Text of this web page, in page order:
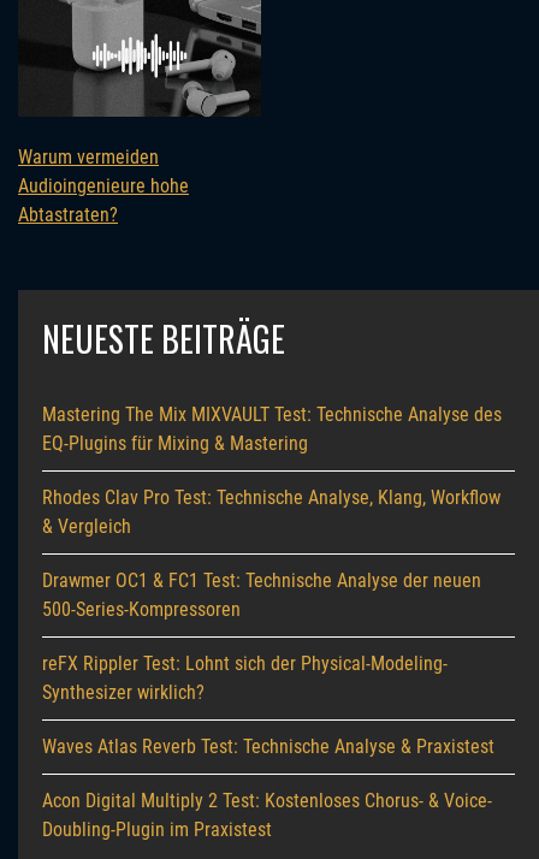
Warum vermeiden
Audioingenieure hohe
Abtastraten?
NEUESTE BEITRÄGE
Mastering The Mix MIXVAULT Test: Technische Analyse des
EQ-Plugins für Mixing & Mastering
Rhodes Clav Pro Test: Technische Analyse, Klang, Workflow
& Vergleich
Drawmer OC1 & FC1 Test: Technische Analyse der neuen
500-Series-Kompressoren
reFX Rippler Test: Lohnt sich der Physical-Modeling-
Synthesizer wirklich?
Waves Atlas Reverb Test: Technische Analyse & Praxistest
Acon Digital Multiply 2 Test: Kostenloses Chorus- & Voice-
Doubling-Plugin im Praxistest